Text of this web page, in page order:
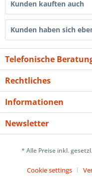
Kunden kauften auch
Kunden haben sich
Telefonische
Rechtliches
Informationen
Newsletter
* Alle Preise inkl.
Cookie settings